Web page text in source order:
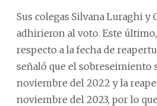
Sus colegas Silvana Luraghi y
adhirieron al voto. Este
respecto a la fecha de
señaló que el sobreseimiento
noviembre del 2022 y la
noviembre del 2023, por lo